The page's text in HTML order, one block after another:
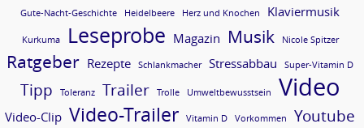
Gute-Nacht-Geschichte Heidelbeere Herz und Knochen Klaviermusik
Kurkuma Leseprobe Magazin Musik Nicole Spitzer
Ratgeber Rezepte Schlankmacher Stressabbau Super-Vitamin D
Tipp Toleranz Trailer Trolle Umweltbewusstsein Video
Video-Clip Video-Trailer Vitamin D Vorkommen Youtube